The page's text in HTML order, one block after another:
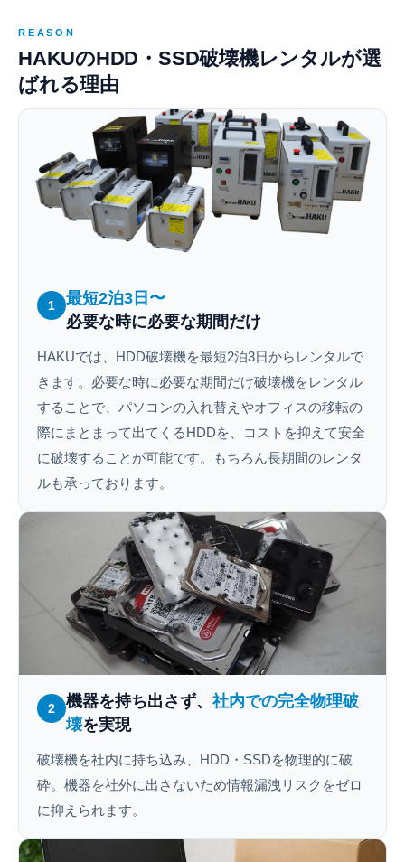
REASON
HAKUのHDD・SSD破壊機レンタルが選
ばれる理由
1
最短2泊3日〜
必要な時に必要な期間だけ
HAKUでは、HDD破壊機を最短2泊3日からレンタルで
きます。必要な時に必要な期間だけ破壊機をレンタル
することで、パソコンの入れ替えやオフィスの移転の
際にまとまって出てくるHDDを、コストを抑えて安全
に破壊することが可能です。もちろん長期間のレンタ
ルも承っております。
2 機器を持ち出さず、 社内での完全物理破
壊を実現
破壊機を社内に持ち込み、HDD・SSDを物理的に破
砕。機器を社外に出さないため情報漏洩リスクをゼロ
に抑えられます。